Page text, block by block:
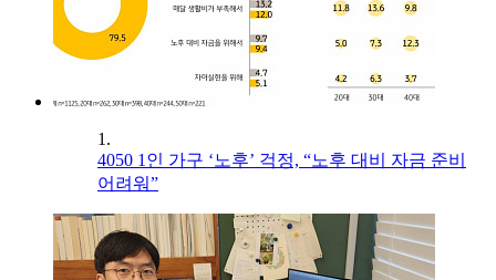
1.
4050 1인 가구 ‘노후’ 걱정, “노후 대비 자금 준비
어려워”